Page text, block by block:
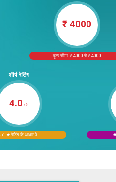
₹ 4000
मूल्य सीमा: ₹ 4000 से ₹ 4000
शीर्ष रेटिंग
4.0 /5
51 ★ रेटिंग के आधार पे